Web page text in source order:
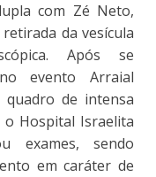
com Zé Neto,
da vesícula
Após se
evento Arraial
de intensa
Hospital Israelita
exames, sendo
em caráter de